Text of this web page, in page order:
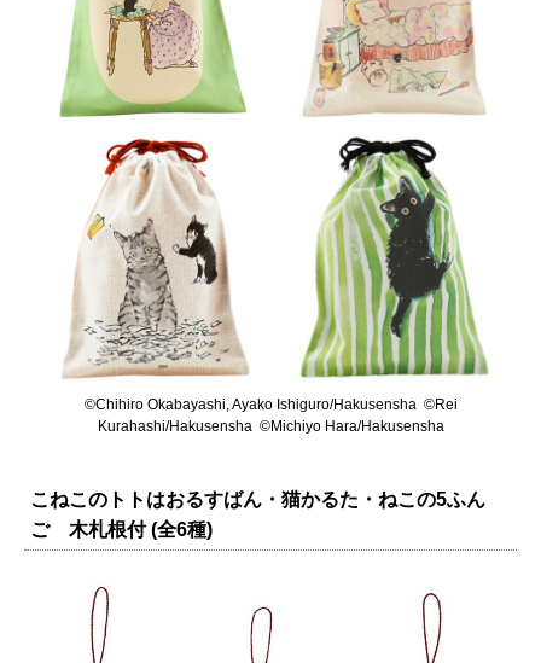
©Chihiro Okabayashi, Ayako Ishiguro/Hakusensha ©Rei
Kurahashi/Hakusensha ©Michiyo Hara/Hakusensha
こねこのトトはおるすばん・猫かるた・ねこの5ふん
ご 木札根付 (全6種)